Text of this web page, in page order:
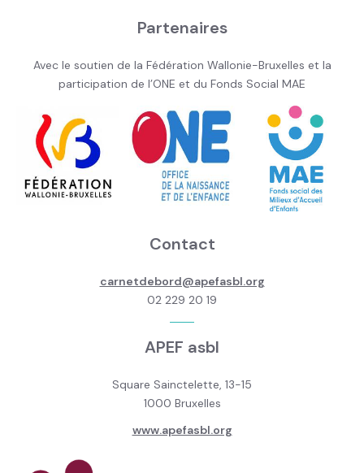
Partenaires
Avec le soutien de la Fédération Wallonie-Bruxelles et la
participation de l’ONE et du Fonds Social MAE
Contact
carnetdebord@apefasbl.org
02 229 20 19
APEF asbl
Square Sainctelette, 13-15
1000 Bruxelles
www.apefasbl.org